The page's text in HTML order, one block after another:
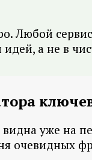
Любой
а не в
уже на
очевидных